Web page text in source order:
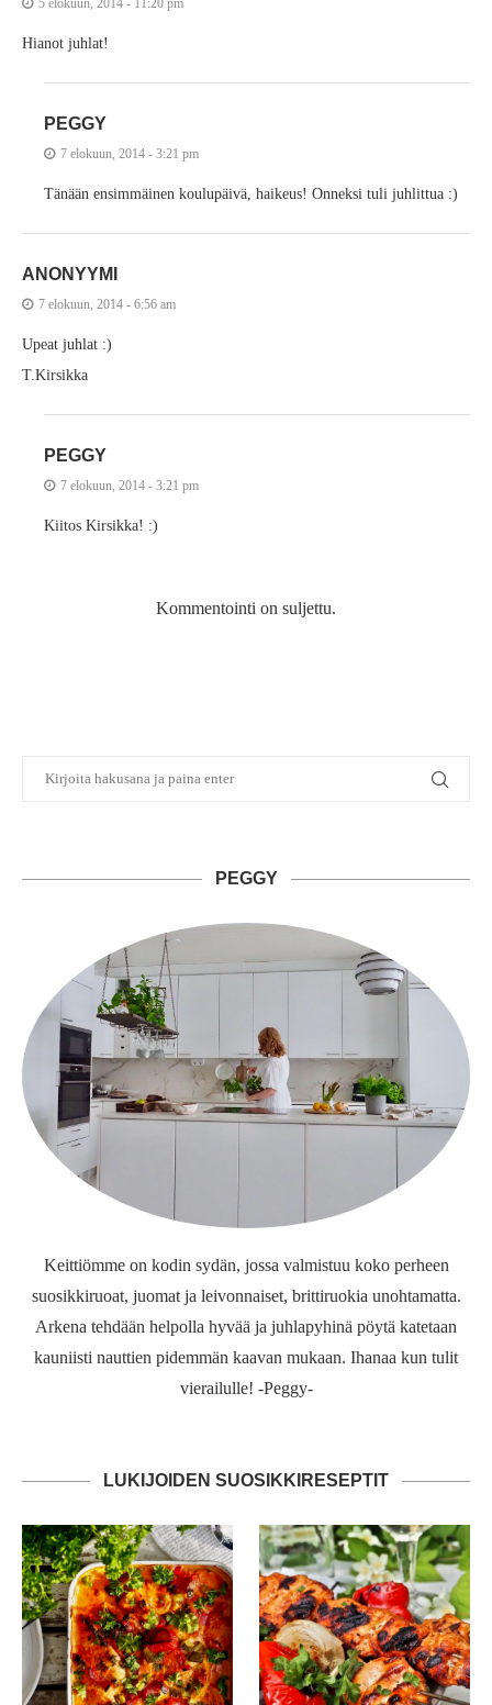
5 elokuun, 2014 - 11:20 pm
Hianot juhlat!
PEGGY
7 elokuun, 2014 - 3:21 pm
Tänään ensimmäinen koulupäivä, haikeus! Onneksi tuli juhlittua :)
ANONYYMI
7 elokuun, 2014 - 6:56 am
Upeat juhlat :)
T.Kirsikka
PEGGY
7 elokuun, 2014 - 3:21 pm
Kiitos Kirsikka! :)
Kommentointi on suljettu.
PEGGY
Keittiömme on kodin sydän, jossa valmistuu koko perheen
suosikkiruoat, juomat ja leivonnaiset, brittiruokia unohtamatta.
Arkena tehdään helpolla hyvää ja juhlapyhinä pöytä katetaan
kauniisti nauttien pidemmän kaavan mukaan. Ihanaa kun tulit
vierailulle! -Peggy-
LUKIJOIDEN SUOSIKKIRESEPTIT